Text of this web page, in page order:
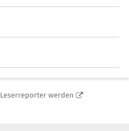
Leserreporter werden